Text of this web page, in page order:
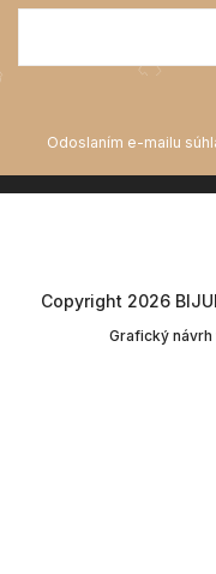
Copyright 2026
Grafický